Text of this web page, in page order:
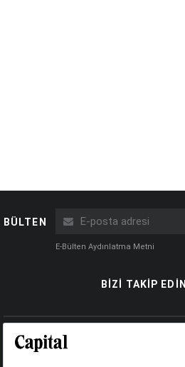
BÜLTEN
E-Bülten Aydınlatma Metni
BİZİ TAKİP EDİN